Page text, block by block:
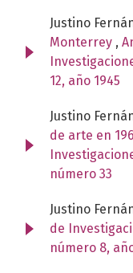
Justino
Monterrey ,
12, año 1945
Justino
de arte en
número 33
Justino
de
número 8,